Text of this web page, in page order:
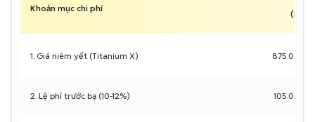
Khoản mục chi phí
(HN/
1. Giá niêm yết (Titanium X)
2. Lệ phí trước bạ (10-12%)